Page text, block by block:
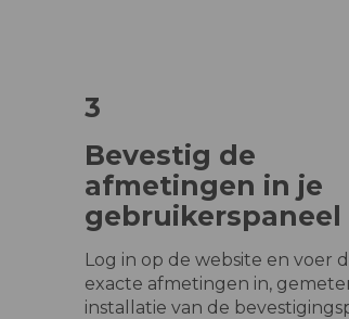
3
Bevestig de
afmetingen in je
gebruikerspaneel
Log in op de website en voer
exacte afmetingen in,
installatie van de